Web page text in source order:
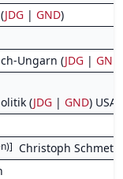
JDG | GND)
Ungarn (JDG | GND
(JDG | GND) USA (
] Christoph